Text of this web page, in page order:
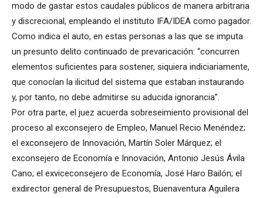
modo de gastar estos caudales públicos de manera arbitraria
y discrecional, empleando el instituto IFA/IDEA como pagador.
Como indica el auto, en estas personas a las que se imputa
un presunto delito continuado de prevaricación: “concurren
elementos suficientes para sostener, siquiera indiciariamente,
que conocían la ilicitud del sistema que estaban instaurando
y, por tanto, no debe admitirse su aducida ignorancia”.
Por otra parte, el juez acuerda sobreseimiento provisional del
proceso al exconsejero de Empleo, Manuel Recio Menéndez;
el exconsejero de Innovación, Martín Soler Márquez; el
exconsejero de Economía e Innovación, Antonio Jesús Ávila
Cano; el exviceconsejero de Economía, José Haro Bailón; el
exdirector general de Presupuestos, Buenaventura Aguilera